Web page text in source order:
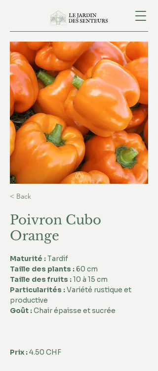
< Back
Poivron Cubo
Orange
Maturité : Tardif
Taille des plants : 60 cm
Taille des fruits : 10 à 15 cm
Particularités : Variété rustique et
productive
Goût : Chair épaisse et sucrée
Prix : 4.50 CHF